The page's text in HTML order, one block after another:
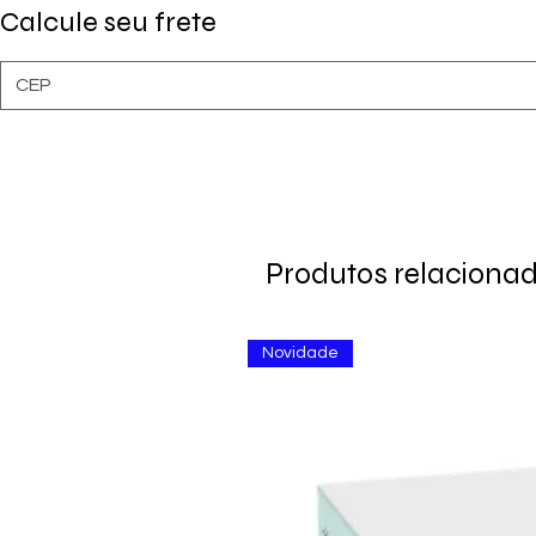
Calcule seu frete
Produtos
Novidade